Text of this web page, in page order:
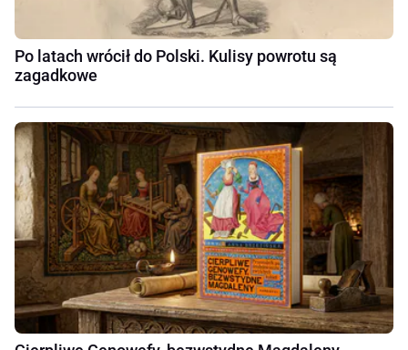
Po latach wrócił do Polski. Kulisy powrotu są
zagadkowe